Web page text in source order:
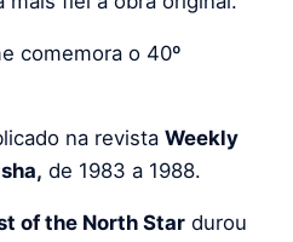
comemora o 40º
na revista Weekly
de 1983 a 1988.
of the North Star durou